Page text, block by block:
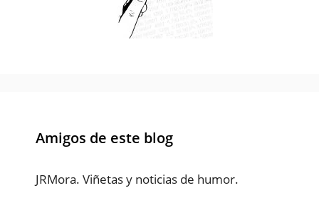
Amigos de este blog
JRMora. Viñetas y noticias de humor.